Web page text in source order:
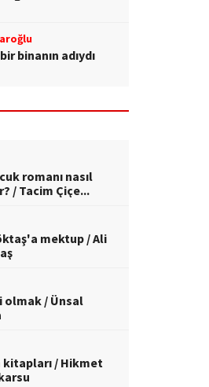
binanın adıydı
romanı nasıl
/ Tacim Çiçe...
mektup / Ali
olmak / Ünsal
kitapları / Hikmet